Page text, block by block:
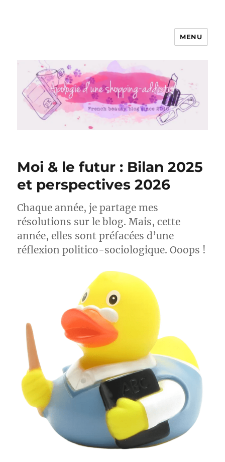
Apologie d'une Shopping-addicte
MENU
Moi & le futur : Bilan 2025
et perspectives 2026
Chaque année, je partage mes
résolutions sur le blog. Mais, cette
année, elles sont préfacées d’une
réflexion politico-sociologique. Ooops !